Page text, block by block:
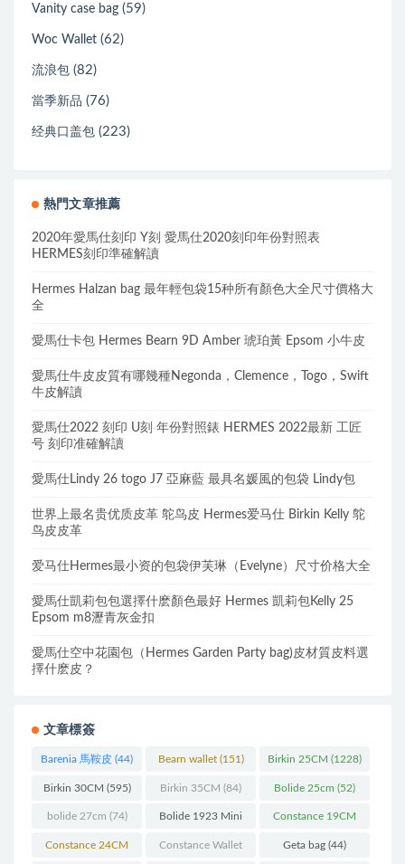
Vanity case bag (59)
Woc Wallet (62)
流浪包 (82)
當季新品 (76)
经典口盖包 (223)
熱門文章推薦
2020年愛馬仕刻印 Y刻 愛馬仕2020刻印年份對照表
HERMES刻印準確解讀
Hermes Halzan bag 最年輕包袋15种所有顏色大全尺寸價格大
全
愛馬仕卡包 Hermes Bearn 9D Amber 琥珀黃 Epsom 小牛皮
愛馬仕牛皮皮質有哪幾種Negonda，Clemence，Togo，Swift
牛皮解讀
愛馬仕2022 刻印 U刻 年份對照錶 HERMES 2022最新 工匠
号 刻印准確解讀
愛馬仕Lindy 26 togo J7 亞麻藍 最具名媛風的包袋 Lindy包
世界上最名贵优质皮革 鸵鸟皮 Hermes爱马仕 Birkin Kelly 鸵
鸟皮皮革
爱马仕Hermes最小资的包袋伊芙琳（Evelyne）尺寸价格大全
愛馬仕凱莉包包選擇什麽顏色最好 Hermes 凱莉包Kelly 25
Epsom m8瀝青灰金扣
愛馬仕空中花園包（Hermes Garden Party bag)皮材質皮料選
擇什麽皮？
文章標簽
Barenia 馬鞍皮 (44) Bearn wallet(151) Birkin 25CM (1228)
Birkin 30CM (595) Birkin 35CM (84) Bolide 25cm (52)
bolide 27cm (74) Bolide 1923 Mini
(93)
Constance 19CM
(571)
Constance 24CM Constance Wallet Geta bag (44)